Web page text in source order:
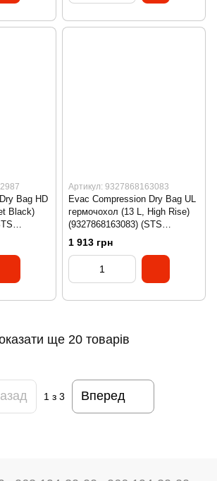
Bag HD
Black)
Артикул: 9327868163083
Evac Compression Dry Bag UL
гермочохол (13 L, High Rise)
(9327868163083) (STS
ASG011051-051817)
1 913 грн
ще 20 товарів
1 з 3 Вперед